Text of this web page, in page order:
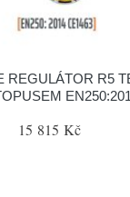
REGULÁTOR R5
15 815 Kč